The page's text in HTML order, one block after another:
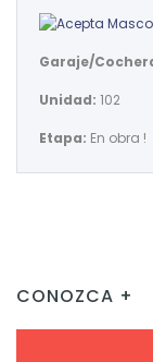
Garaje/
Unidad: 102
Etapa: En obra !
CONOZCA +